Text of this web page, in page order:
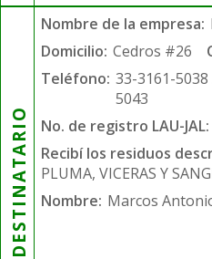
DESTINATARIO
Nombre de la empresa:
Domicilio: Cedros #26
Teléfono: 33-3161-
5043
No. de registro LAU-JAL:
Recibí los residuos
PLUMA, VICERAS Y
Nombre: Marcos